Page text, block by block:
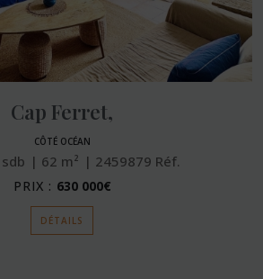
Cap Ferret,
CÔTÉ OCÉAN
sdb 62 m² 2459879 Réf.
PRIX : 630 000€
DÉTAILS